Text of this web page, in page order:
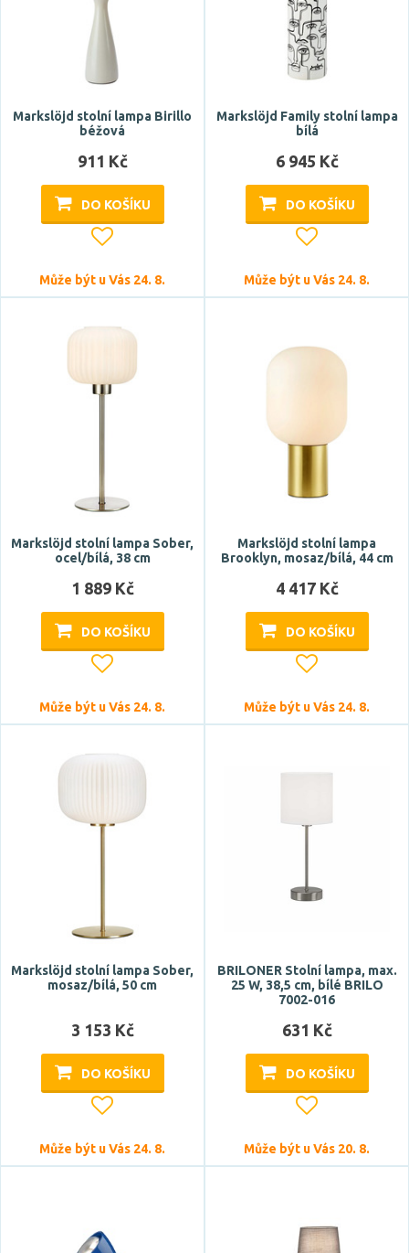
Počet světelných zdrojů
Napětí / napájení
baterie
5V DC
220-240V
Barva světla
studená bílá
Zobrazit více
Stmívatelné
ano
47 °
Markslöjd stolní lampa Birillo
béžová
911 Kč
DO KOŠÍKU
Může být u Vás 24. 8.
Markslöjd Family stolní lampa
bílá
6 945 Kč
DO KOŠÍKU
Může být u Vás 24. 8.
Markslöjd stolní lampa Sober,
ocel/bílá, 38 cm
1 889 Kč
DO KOŠÍKU
Může být u Vás 24. 8.
Markslöjd stolní lampa
Brooklyn, mosaz/bílá, 44 cm
4 417 Kč
DO KOŠÍKU
Může být u Vás 24. 8.
Markslöjd stolní lampa Sober,
mosaz/bílá, 50 cm
3 153 Kč
DO KOŠÍKU
Může být u Vás 24. 8.
BRILONER Stolní lampa, max.
25 W, 38,5 cm, bílé BRILO
7002-016
631 Kč
DO KOŠÍKU
Může být u Vás 20. 8.